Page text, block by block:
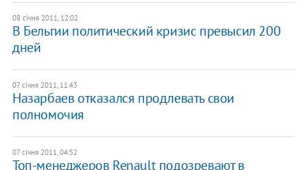
08 січня 2011, 12:02
В Бельгии политический кризис превысил 200
дней
07 січня 2011, 11:43
Назарбаев отказался продлевать свои
полномочия
07 січня 2011, 04:52
Топ-менеджеров Renault подозревают в